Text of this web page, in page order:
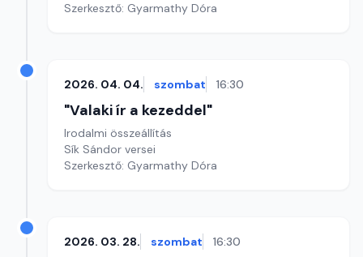
Szerkesztő: Gyarmathy Dóra
2026. 04. 04. szombat 16:30
"Valaki ír a kezeddel"
Irodalmi összeállítás
Sík Sándor versei
Szerkesztő: Gyarmathy Dóra
2026. 03. 28. szombat 16:30